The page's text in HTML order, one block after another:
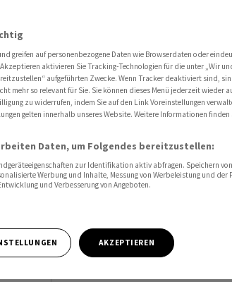
die
greifen auf personenbezogene Daten wie Browserdaten oder
aktivieren Sie Tracking-Technologien für die unter „Wir
aufgeführten Zwecke. Wenn Tracker deaktiviert sind,
mehr so relevant für Sie. Sie können dieses Menü jederzeit wieder
zu widerrufen, indem Sie auf den Link Voreinstellungen
gelten innerhalb unseres Website. Weitere Informationen finden
Daten, um Folgendes bereitzustellen:
zur Identifikation aktiv abfragen. Speichern
Werbung und Inhalte, Messung von Werbeleistung und der
und Verbesserung von Angeboten.
AKZEPTIEREN